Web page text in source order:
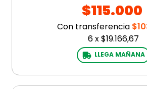
$115.000
Con transferencia
6x$19.166,67
LLEGA MAÑANA